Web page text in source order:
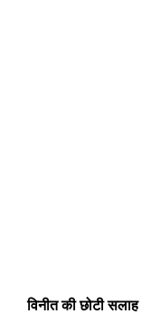
विनीत की छोटी सलाह